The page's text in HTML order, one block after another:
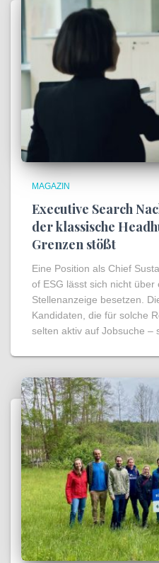
MAGAZIN
Executive Search
der klassische
Grenzen stößt
Eine Position als Chief
of ESG lässt sich nicht über
Stellenanzeige besetzen.
Kandidaten, die für solche
selten aktiv auf Jobsuche –